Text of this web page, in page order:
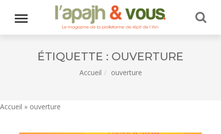
ÉTIQUETTE : OUVERTURE
Accueil ouverture
Accueil » ouverture